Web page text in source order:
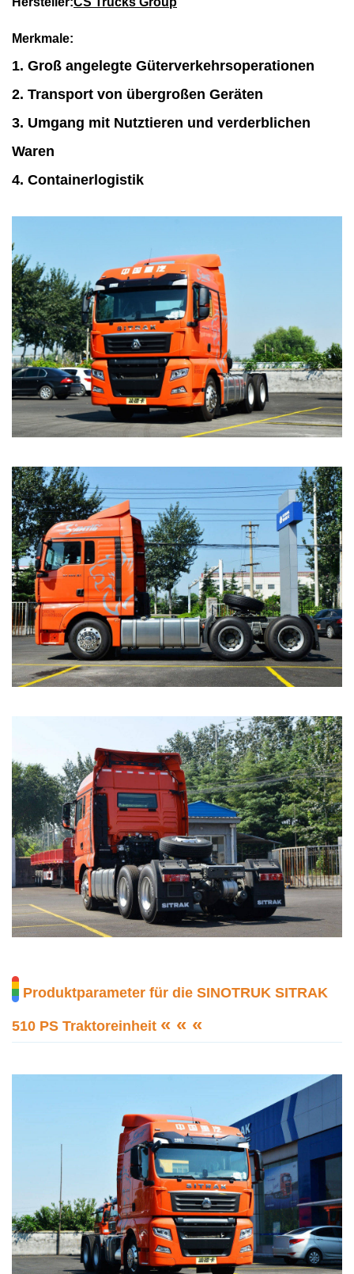
Merkmale:
1. Groß angelegte Güterverkehrsoperationen
2. Transport von übergroßen Geräten
3. Umgang mit Nutztieren und verderblichen
Waren
4. Containerlogistik
Produktparameter für die SINOTRUK SITRAK
510 PS Traktoreinheit « « «